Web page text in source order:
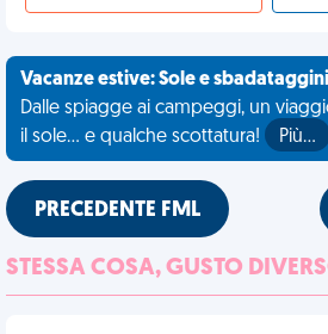
Vacanze estive: Sole e sbadataggini
Dalle spiagge ai campeggi, un
il sole... e qualche scottatura!
Più…
PRECEDENTE FML
STESSA COSA, GUSTO